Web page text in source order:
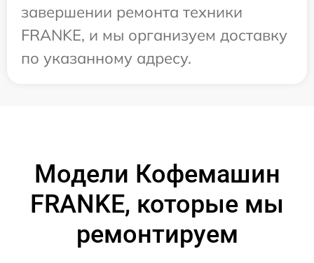
завершении ремонта техники
FRANKE, и мы организуем доставку
по указанному адресу.
Модели Кофемашин
FRANKE, которые мы
ремонтируем